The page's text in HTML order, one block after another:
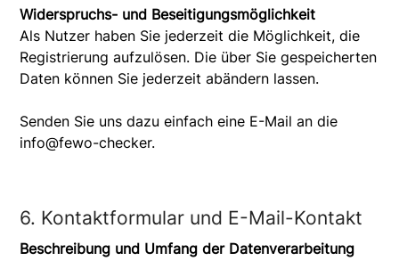
Widerspruchs- und Beseitigungsmöglichkeit
Als Nutzer haben Sie jederzeit die Möglichkeit, die
Registrierung aufzulösen. Die über Sie gespeicherten
Daten können Sie jederzeit abändern lassen.
Senden Sie uns dazu einfach eine E-Mail an die
info@fewo-checker.
6. Kontaktformular und E-Mail-Kontakt
Beschreibung und Umfang der Datenverarbeitung